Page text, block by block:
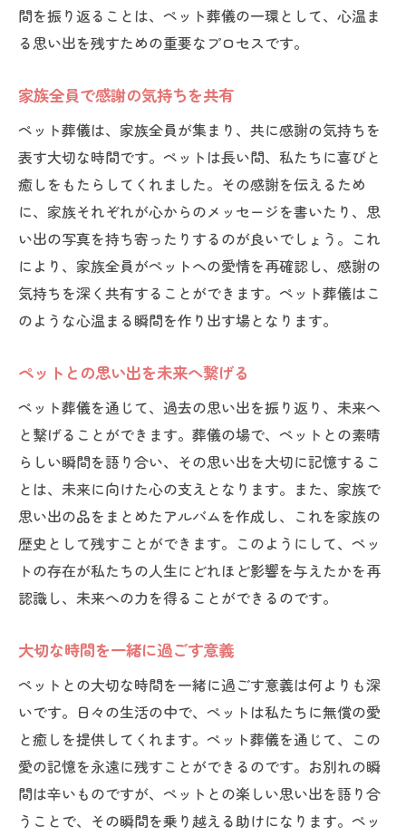
間を振り返ることは、ペット葬儀の一環として、心温ま
る思い出を残すための重要なプロセスです。
家族全員で感謝の気持ちを共有
ペット葬儀は、家族全員が集まり、共に感謝の気持ちを
表す大切な時間です。ペットは長い間、私たちに喜びと
癒しをもたらしてくれました。その感謝を伝えるため
に、家族それぞれが心からのメッセージを書いたり、思
い出の写真を持ち寄ったりするのが良いでしょう。これ
により、家族全員がペットへの愛情を再確認し、感謝の
気持ちを深く共有することができます。ペット葬儀はこ
のような心温まる瞬間を作り出す場となります。
ペットとの思い出を未来へ繋げる
ペット葬儀を通じて、過去の思い出を振り返り、未来へ
と繋げることができます。葬儀の場で、ペットとの素晴
らしい瞬間を語り合い、その思い出を大切に記憶するこ
とは、未来に向けた心の支えとなります。また、家族で
思い出の品をまとめたアルバムを作成し、これを家族の
歴史として残すことができます。このようにして、ペッ
トの存在が私たちの人生にどれほど影響を与えたかを再
認識し、未来への力を得ることができるのです。
大切な時間を一緒に過ごす意義
ペットとの大切な時間を一緒に過ごす意義は何よりも深
いです。日々の生活の中で、ペットは私たちに無償の愛
と癒しを提供してくれます。ペット葬儀を通じて、この
愛の記憶を永遠に残すことができるのです。お別れの瞬
間は辛いものですが、ペットとの楽しい思い出を語り合
うことで、その瞬間を乗り越える助けになります。ペッ